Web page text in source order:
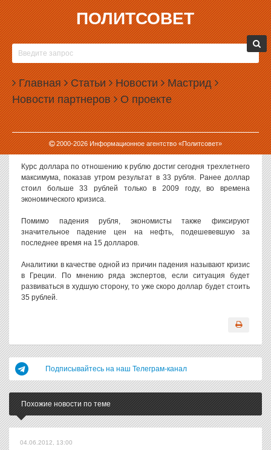
ПОЛИТСОВЕТ
Главная Статьи Новости Мастрид
Новости партнеров О проекте
2000-2026Информационное агентство «Политсовет»
31.05.2012, 17:02
РУБЛЬ УПАЛ ДО КРИЗИСНОГО УРОВНЯ
Курс рубля по отношению к доллару и евро продолжил сегодня
свое падение. Соотношение рубль/доллар вернулось к отметке
трехлетней давности.
В ходе сегодняшних торгов курс евро вырос на 44 копейки,
превысив отметку в 41 рубль. В прошлый раз такой курс евро был
зафиксирован полгода назад.
Курс доллара по отношению к рублю достиг сегодня трехлетнего
максимума, показав утром результат в 33 рубля. Ранее доллар
стоил больше 33 рублей только в 2009 году, во времена
экономического кризиса.
Помимо падения рубля, экономисты также фиксируют
значительное падение цен на нефть, подешевевшую за
последнее время на 15 долларов.
Аналитики в качестве одной из причин падения называют кризис
в Греции. По мнению ряда экспертов, если ситуация будет
развиваться в худшую сторону, то уже скоро доллар будет стоить
35 рублей.
Подписывайтесь на наш Телеграм-канал
Похожие новости по теме
04.06.2012, 13:00